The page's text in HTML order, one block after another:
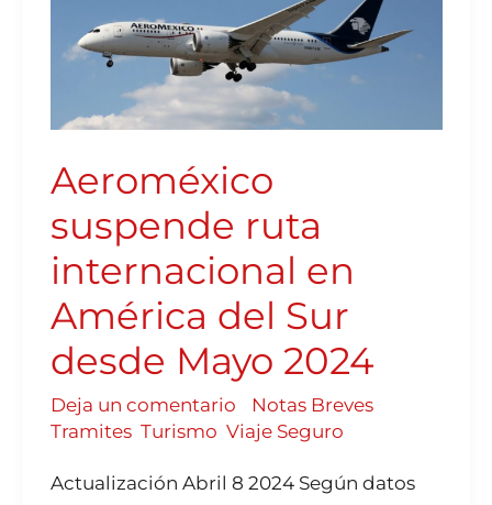
Aeroméxico
suspende ruta
internacional en
América del Sur
desde Mayo 2024
Deja un comentario Notas Breves,
Tramites, Turismo Viaje Seguro
Actualización Abril 8 2024 Según datos
AMÉRICA
DEL
SUR
DESDE